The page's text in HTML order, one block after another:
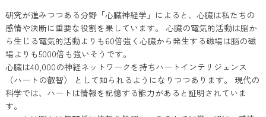
研究が進みつつある分野「心臓神経学」によると、心臓は私たちの
感情や決断に重要な役割を果しています。 心臓の電気的活動は脳か
ら生じる電気的活動よりも60倍強く心臓から発生する磁場は脳の磁
場よりも5000倍も強いそうです。
心臓は40,000の神経ネットワークを持ちハートインテリジェンス
（ハートの叡智） として知られるようになりつつあります。 現代の
科学では、ハートは情報を記憶する能力があると証明されていま
す。